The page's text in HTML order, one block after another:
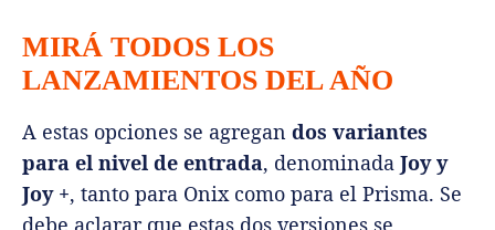
MIRÁ TODOS LOS
LANZAMIENTOS DEL AÑO
A estas opciones se agregan dos variantes
para el nivel de entrada, denominada Joy y
Joy +, tanto para Onix como para el Prisma. Se
debe aclarar que estas dos versiones se